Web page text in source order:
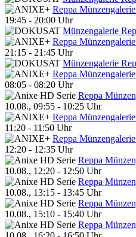
Reppa
19:45 - 20:00 Uhr
Münzengalerie
Reppa
21:15 - 21:45 Uhr
Münzengalerie
Reppa
08:05 - 08:20 Uhr
Reppa
10.08., 09:55 - 10:25 Uhr
Reppa
11:20 - 11:50 Uhr
Reppa
12:20 - 12:35 Uhr
Reppa
10.08., 12:20 - 12:50 Uhr
Reppa
10.08., 13:15 - 13:45 Uhr
Reppa
10.08., 15:10 - 15:40 Uhr
Reppa